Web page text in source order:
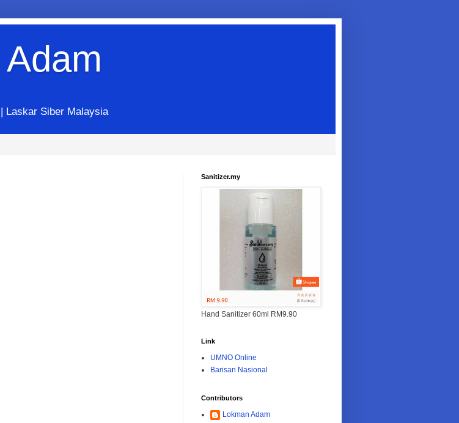
Laskar Siber Malaysia
Sanitizer.my
Hand Sanitizer 60ml RM9.90
Link
UMNO Online
Barisan Nasional
Contributors
Lokman Adam